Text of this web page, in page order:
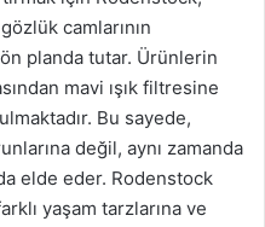
camlarının
ön planda tutar. Ürünlerin
mavi ışık filtresine
Bu sayede,
değil, aynı zamanda
elde eder. Rodenstock
yaşam tarzlarına ve